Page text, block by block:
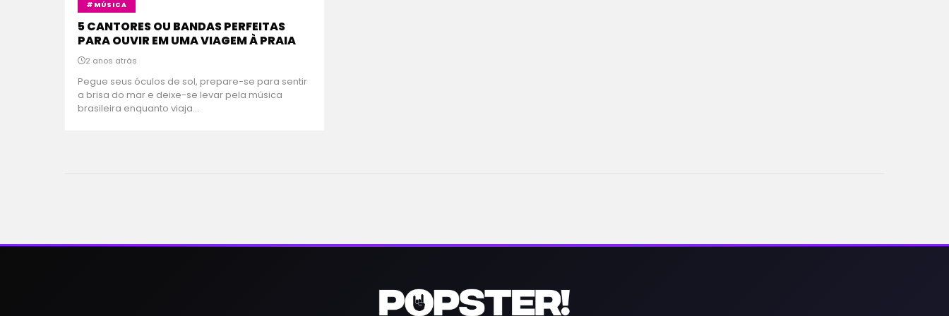
#MÚSICA
5 CANTORES OU BANDAS PERFEITAS
PARA OUVIR EM UMA VIAGEM À PRAIA
2 anos atrás
Pegue seus óculos de sol, prepare-se para sentir
a brisa do mar e deixe-se levar pela música
brasileira enquanto viaja...